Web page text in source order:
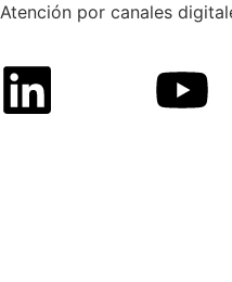
Atención por canales